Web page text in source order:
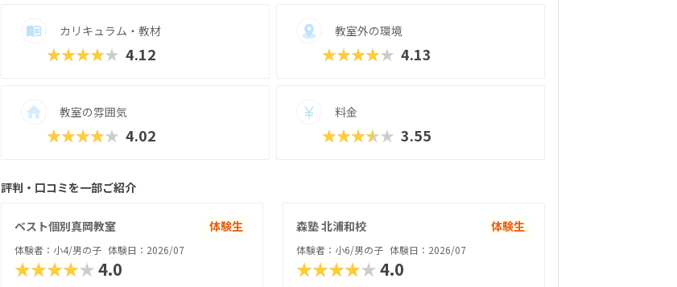
カリキュラム・教材
★★★★★ 4.12
教室外の環境
★★★★★ 4.13
教室の雰囲気
★★★★★ 4.02
料金
★★★★★ 3.55
評判・口コミを一部ご紹介
ベスト個別真岡教室 体験生
体験者：小4/男の子 体験日：2026/07
★★★★★4.0
森塾 北浦和校 体験生
体験者：小6/男の子 体験日：2026/07
★★★★★4.0